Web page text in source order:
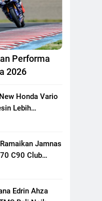
Performa
2026
Honda Vario
Lebih
Jamnas
C90 Club
Edrin Ahza